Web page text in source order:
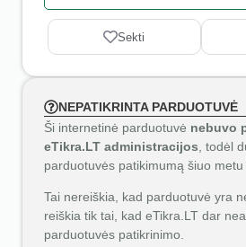
Sekti
NEPATIKRINTA PARDUOTUVĖ
Ši internetinė parduotuvė nebuvo
eTikra.LT administracijos , todėl
parduotuvės patikimumą šiuo metu
Tai nereiškia, kad parduotuvė yra
reiškia tik tai, kad eTikra.LT dar
parduotuvės patikrinimo.